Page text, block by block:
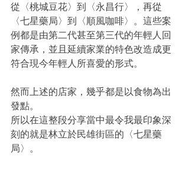
從〈桃城豆花〉到〈永昌行〉，再從
〈七星藥局〉到〈順風咖啡〉。這些案
例都是由第二代甚至第三代的年輕人回
家傳承，並且延續家業的特色改造成更
符合現今年輕人所喜愛的形式。
然而上述的店家，幾乎都是以食物為出
發點。
所以在這整段分享當中最令我最印象深
刻的就是林立於民雄街區的〈七星藥
局〉。